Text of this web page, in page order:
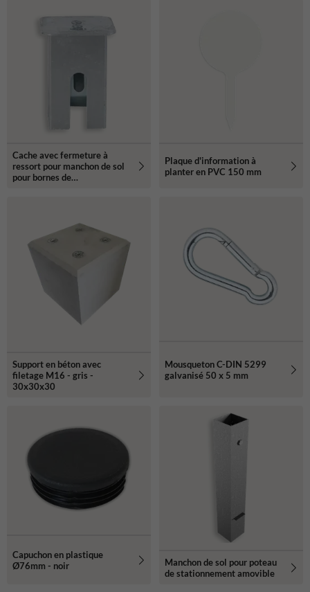
Cache avec fermeture à
ressort pour manchon de sol
pour bornes de
Plaque d'information à
planter en PVC 150 mm
Support en béton avec
filetage M16 - gris -
30x30x30
Mousqueton C-DIN 5299
galvanisé 50 x 5 mm
Capuchon en plastique
Ø76mm - noir
Manchon de sol pour poteau
de stationnement amovible